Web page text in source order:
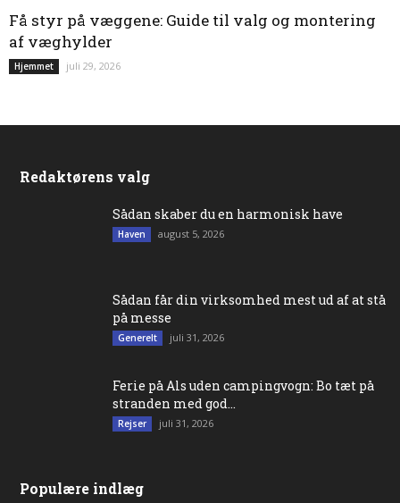
Få styr på væggene: Guide til valg og montering
af væghylder
Hjemmet juli 29, 2026
Redaktørens valg
Sådan skaber du en harmonisk have
Haven august 5, 2026
Sådan får din virksomhed mest ud af at stå
på messe
Generelt juli 31, 2026
Ferie på Als uden campingvogn: Bo tæt på
stranden med god...
Rejser juli 31, 2026
Populære indlæg